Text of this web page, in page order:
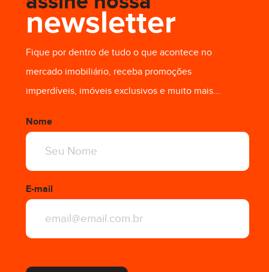
newsletter
Fique por dentro de tudo o que acontece no
mercado imobiliário, receba promoções
imperdíveis, imóveis exclusivos e muito mais...
Nome
E-mail